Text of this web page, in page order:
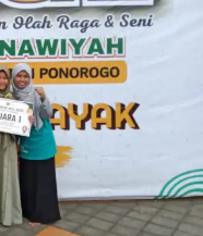
Gemilang
di
Porseni
Kabupaten
Ponorogo
2025